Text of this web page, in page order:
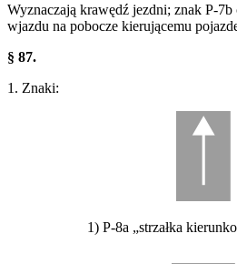
Wyznaczają krawędź jezdni; znak P-7b
wjazdu na pobocze kierującemu
§ 87.
1. Znaki:
1) P-8a „strzałka